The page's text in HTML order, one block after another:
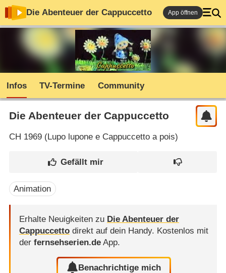
Die Abenteuer der Cappuccetto App öffnen
Infos TV-Termine Community
Die Abenteuer der Cappuccetto
CH 1969 (Lupo lupone e Cappuccetto a pois)
Animation
Erhalte Neuigkeiten zu Die Abenteuer der
Cappuccettodirekt auf dein Handy. Kostenlos mit
der fernsehserien.deApp.
Benachrichtige mich